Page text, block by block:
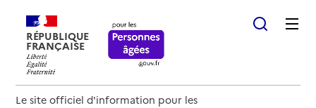
RÉPUBLIQUE
FRANÇAISE
Le site officiel d'information pour les